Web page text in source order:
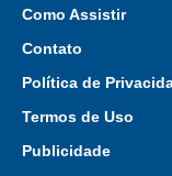
Como Assistir
Contato
Política de
Termos de Uso
Publicidade